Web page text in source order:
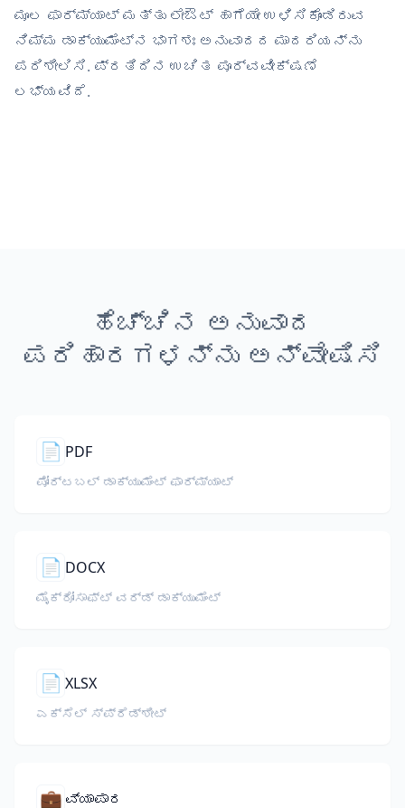
ಮೂಲ ಫಾರ್ಮ್ಯಾಟ್ ಮತ್ತು ಲೇಔಟ್ ಹಾಗೆಯೇ ಉಳಿಸಿಕೊಂಡಿರುವ
ನಿಮ್ಮ ಡಾಕ್ಯುಮೆಂಟ್‌ನ ಭಾಗಶಃ ಅನುವಾದದ ಮಾದರಿಯನ್ನು
ಪರಿಶೀಲಿಸಿ. ಪ್ರತಿದಿನ ಉಚಿತ ಪೂರ್ವವೀಕ್ಷಣೆ
ಲಭ್ಯವಿದೆ.
ಹೆಚ್ಚಿನ ಅನುವಾದ
ಪರಿಹಾರಗಳನ್ನು ಅನ್ವೇಷಿಸಿ
📄 PDF
ಪೋರ್ಟಬಲ್ ಡಾಕ್ಯುಮೆಂಟ್ ಫಾರ್ಮ್ಯಾಟ್
📄 DOCX
ಮೈಕ್ರೋಸಾಫ್ಟ್ ವರ್ಡ್ ಡಾಕ್ಯುಮೆಂಟ್
📄 XLSX
ಎಕ್ಸೆಲ್ ಸ್ಪ್ರೆಡ್ಶೀಟ್
💼 ವ್ಯಾಪಾರ